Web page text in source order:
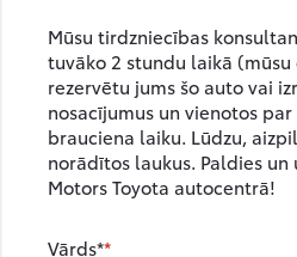
Mūsu tirdzniecības
tuvāko 2 stundu laikā
rezervētu jums šo auto vai
nosacījumus un vienotos
brauciena laiku. Lūdzu,
norādītos laukus. Paldies un
Motors Toyota autocentrā!
Vārds*